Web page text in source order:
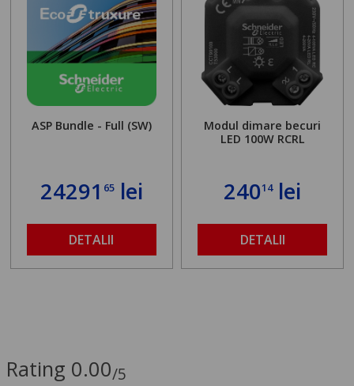
ASP Bundle - Full (SW)
24291 65lei
DETALII
Modul dimare becuri
LED 100W RCRL
24014lei
DETALII
Rating 0.00/5